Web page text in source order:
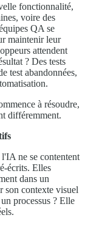
fonctionnalité,
voire des
QA se
maintenir leur
attendent
? Des tests
test abandonnées,
à résoudre,
différemment.
ne se contentent
écrits. Elles
dans un
son contexte visuel
processus ? Elle